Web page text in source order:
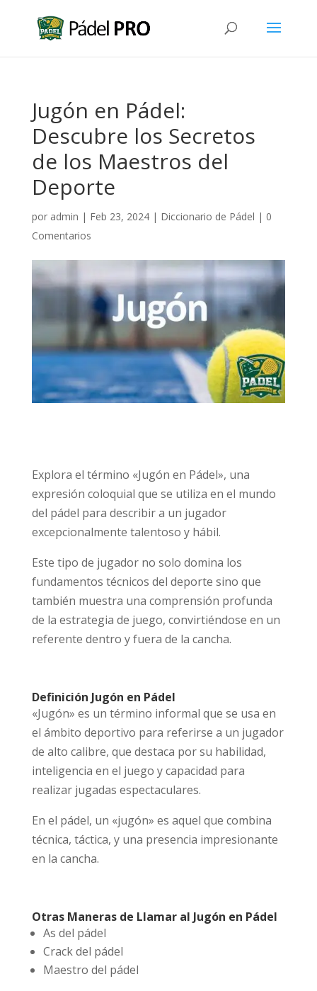
Jugón en Pádel:
Descubre los Secretos
de los Maestros del
Deporte
por admin | Feb 23, 2024| Diccionario de Pádel | 0
Comentarios
Explora el término «Jugón en Pádel», una
expresión coloquial que se utiliza en el mundo
del pádel para describir a un jugador
excepcionalmente talentoso y hábil.
Este tipo de jugador no solo domina los
fundamentos técnicos del deporte sino que
también muestra una comprensión profunda
de la estrategia de juego, convirtiéndose en un
referente dentro y fuera de la cancha.
Definición Jugón en Pádel
«Jugón» es un término informal que se usa en
el ámbito deportivo para referirse a un jugador
de alto calibre, que destaca por su habilidad,
inteligencia en el juego y capacidad para
realizar jugadas espectaculares.
En el pádel, un «jugón» es aquel que combina
técnica, táctica, y una presencia impresionante
en la cancha.
Otras Maneras de Llamar al Jugón en Pádel
As del pádel
Crack del pádel
Maestro del pádel